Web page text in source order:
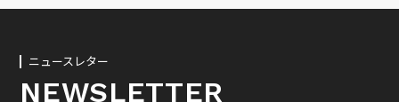
ニュースレター
NEWSLETTER